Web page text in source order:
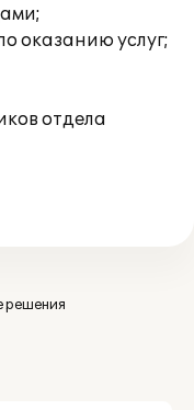
оказанию услуг;
отдела
решения